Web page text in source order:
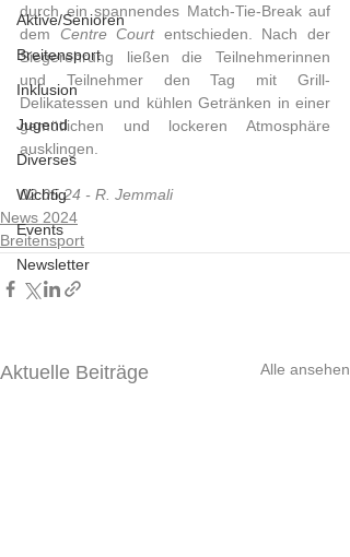
Aktive/Senioren
Breitensport
Inklusion
Jugend
Diverses
Wichtig
Events
Newsletter
durch ein spannendes Match-Tie-Break auf
dem Centre Court entschieden. Nach der
Siegerehrung ließen die Teilnehmerinnen
und Teilnehmer den Tag mit Grill-
Delikatessen und kühlen Getränken in einer
gemütlichen und lockeren Atmosphäre
ausklingen.
02.05.24 - R. Jemmali
News 2024
Breitensport
Aktuelle Beiträge Alle ansehen